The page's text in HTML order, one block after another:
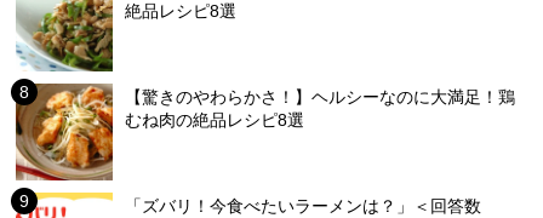
絶品レシピ8選
【驚きのやわらかさ！】ヘルシーなのに大満足！鶏
むね肉の絶品レシピ8選
「ズバリ！今食べたいラーメンは？」＜回答数